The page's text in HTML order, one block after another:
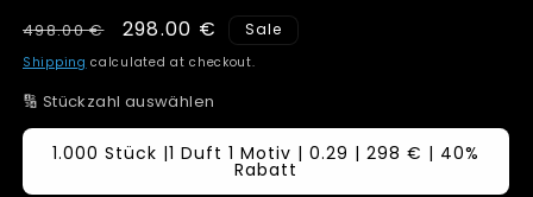
Regular
price
498.00 €
Sale
price
298.00 € Sale
Shipping calculated at checkout.
🔢 Stückzahl auswählen
1.000 Stück |1 Duft 1 Motiv | 0.29 | 298 € | 40%
Rabatt